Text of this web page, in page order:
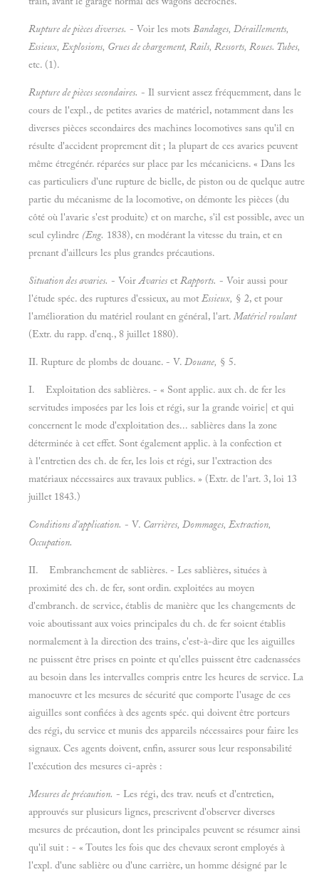
Rupture de pièces diverses. - Voir les mots Bandages, Déraillements,
Essieux, Explosions, Grues de chargement, Rails, Ressorts, Roues. Tubes,
etc. (1).
Rupture de pièces secondaires. - Il survient assez fréquemment, dans le
cours de l'expl., de petites avaries de matériel, notamment dans les
diverses pièces secondaires des machines locomotives sans qu'il en
résulte d'accident proprement dit ; la plupart de ces avaries peuvent
même étregénér. réparées sur place par les mécaniciens. « Dans les
cas particuliers d'une rupture de bielle, de piston ou de quelque autre
partie du mécanisme de la locomotive, on démonte les pièces (du
côté où l'avarie s'est produite) et on marche, s'il est possible, avec un
seul cylindre (Eng. 1838), en modérant la vitesse du train, et en
prenant d'ailleurs les plus grandes précautions.
Situation des avaries. - VoirAvaries etRapports. - Voir aussi pour
l'étude spéc. des ruptures d'essieux, au motEssieux, § 2, et pour
l'amélioration du matériel roulant en général, l'art. Matériel roulant
(Extr. du rapp. d'enq., 8 juillet 1880).
II. Rupture de plombs de douane. - V. Douane, § 5.
I. Exploitation des sablières. - « Sont applic. aux ch. de fer les
servitudes imposées par les lois et régi, sur la grande voirie| et qui
concernent le mode d'exploitation des... sablières dans la zone
déterminée à cet effet. Sont également applic. à la confection et
à l'entretien des ch. de fer, les lois et régi, sur l'extraction des
matériaux nécessaires aux travaux publics. » (Extr. de l'art. 3, loi 13
juillet 1843.)
Conditions d'application. - V. Carrières, Dommages, Extraction,
Occupation.
II. Embranchement de sablières. - Les sablières, situées à
proximité des ch. de fer, sont ordin. exploitées au moyen
d'embranch. de service, établis de manière que les changements de
voie aboutissant aux voies principales du ch. de fer soient établis
normalement à la direction des trains, c'est-à-dire que les aiguilles
ne puissent être prises en pointe et qu'elles puissent être cadenassées
au besoin dans les intervalles compris entre les heures de service. La
manoeuvre et les mesures de sécurité que comporte l'usage de ces
aiguilles sont confiées à des agents spéc. qui doivent être porteurs
des régi, du service et munis des appareils nécessaires pour faire les
signaux. Ces agents doivent, enfin, assurer sous leur responsabilité
l'exécution des mesures ci-après :
Mesures de précaution. - Les régi, des trav. neufs et d'entretien,
approuvés sur plusieurs lignes, prescrivent d'observer diverses
mesures de précaution, dont les principales peuvent se résumer ainsi
qu'il suit : - « Toutes les fois que des chevaux seront employés à
l'expl. d'une sablière ou d'une carrière, un homme désigné par le